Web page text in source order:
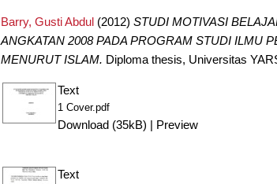
Barry, Gusti Abdul (2012) STUDI MOTIVASI
ANGKATAN 2008 PADA PROGRAM STUDI ILMU
MENURUT ISLAM. Diploma thesis, Universitas
Text
1 Cover.pdf
Download (35kB) Preview
Text